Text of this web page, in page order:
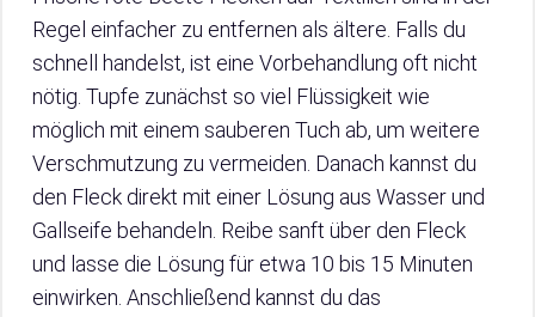
Regel einfacher zu entfernen als ältere. Falls du
schnell handelst, ist eine Vorbehandlung oft nicht
nötig. Tupfe zunächst so viel Flüssigkeit wie
möglich mit einem sauberen Tuch ab, um weitere
Verschmutzung zu vermeiden. Danach kannst du
den Fleck direkt mit einer Lösung aus Wasser und
Gallseife behandeln. Reibe sanft über den Fleck
und lasse die Lösung für etwa 10 bis 15 Minuten
einwirken. Anschließend kannst du das